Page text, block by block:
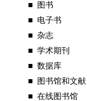
■ 图书
■ 电子书
■ 杂志
■ 学术期刊
■ 数据库
■ 图书馆和文献
■ 在线图书馆